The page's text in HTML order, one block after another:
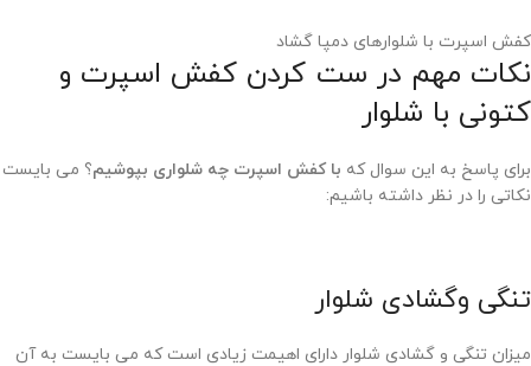
کفش اسپرت با شلوارهای دمپا گشاد
نکات مهم در ست کردن کفش اسپرت و
کتونی با شلوار
برای پاسخ به این سوال که با کفش اسپرت چه شلواری بپوشیم؟ می بایست
نکاتی را در نظر داشته باشیم:
تنگی وگشادی شلوار
میزان تنگی و گشادی شلوار دارای اهیمت زیادی است که می بایست به آن